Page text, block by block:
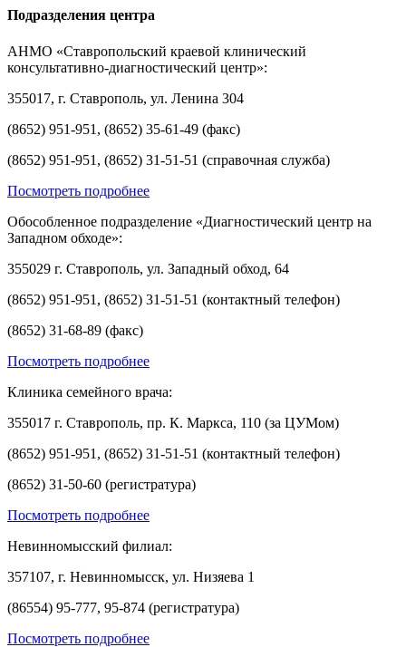
Подразделения центра
АНМО «Ставропольский краевой клинический
консультативно-диагностический центр»:
355017, г. Ставрополь, ул. Ленина 304
(8652) 951-951, (8652) 35-61-49 (факс)
(8652) 951-951, (8652) 31-51-51 (справочная служба)
Посмотреть подробнее
Обособленное подразделение «Диагностический центр на
Западном обходе»:
355029 г. Ставрополь, ул. Западный обход, 64
(8652) 951-951, (8652) 31-51-51 (контактный телефон)
(8652) 31-68-89 (факс)
Посмотреть подробнее
Клиника семейного врача:
355017 г. Ставрополь, пр. К. Маркса, 110 (за ЦУМом)
(8652) 951-951, (8652) 31-51-51 (контактный телефон)
(8652) 31-50-60 (регистратура)
Посмотреть подробнее
Невинномысский филиал:
357107, г. Невинномысск, ул. Низяева 1
(86554) 95-777, 95-874 (регистратура)
Посмотреть подробнее